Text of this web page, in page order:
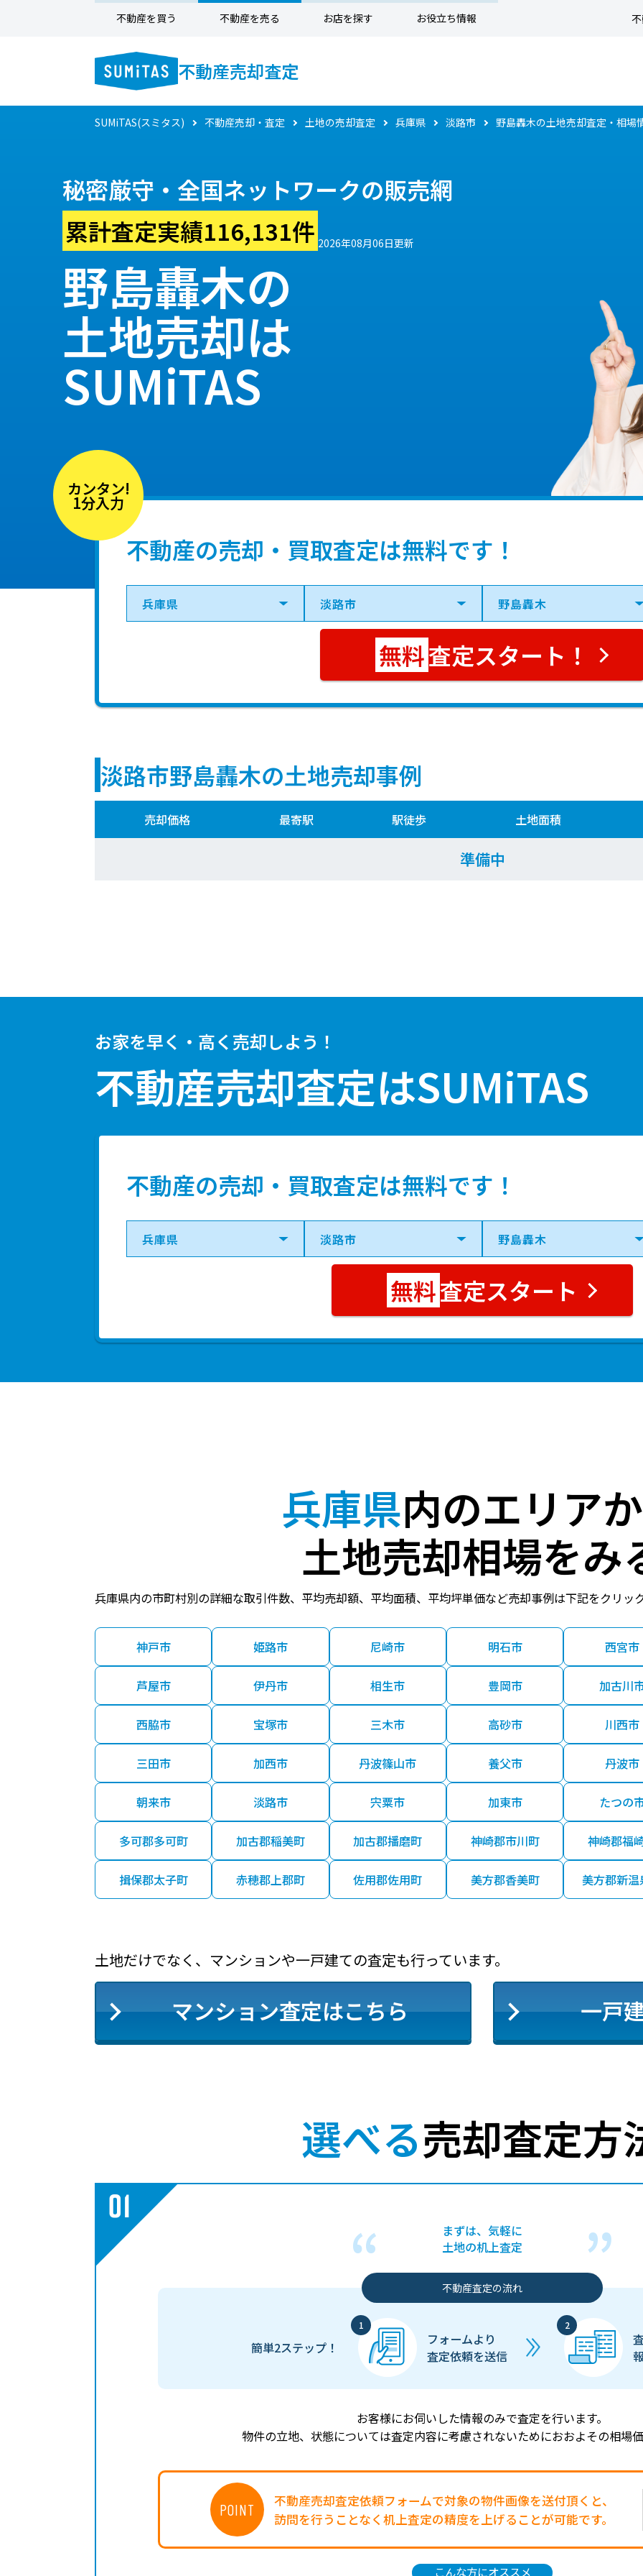
不動産を買う 不動産を売る お店を探す お役立ち情報
不動産売却査定
SUMiTAS(スミタス) 不動産売却・査定 土地の売却査定 兵庫県 淡路市 野島轟木の土地売却査定・相場
秘密厳守・全国ネットワークの販売網
累計査定実績116,131件 2026年08月06日更新
野島轟木の
土地売却は
SUMiTAS
カンタン!
1分入力
不動産の売却・買取査定は無料です！
査定スタート！
淡路市野島轟木の土地売却事例
売却価格 最寄駅 駅徒歩 土地面積
準備中
お家を早く・高く売却しよう！
不動産売却査定はSUMiTAS
不動産の売却・買取査定は無料です！
査定スタート
兵庫県内のエリア
土地売却相場をみ
兵庫県内の市町村別の詳細な取引件数、平均売却額、平均面積、平均坪単価など売却事例は下記をクリッ
神戸市 姫路市 尼崎市 明石市 西宮市
芦屋市 伊丹市 相生市 豊岡市 加古川
西脇市 宝塚市 三木市 高砂市 川西市
三田市 加西市 丹波篠山市 養父市 丹波市
朝来市 淡路市 宍粟市 加東市 たつの
多可郡多可町 加古郡稲美町 加古郡播磨町 神崎郡市川町 神崎郡福
揖保郡太子町 赤穂郡上郡町 佐用郡佐用町 美方郡香美町 美方郡新温
土地だけでなく、マンションや一戸建ての査定も行っています。
マンション査定はこちら 一戸
選べる売却査定方
まずは、気軽に
土地の机上査定
お客様にお伺いした情報のみで査定を行います。
物件の立地、状態については査定内容に考慮されないためにおおよその相場価
不動産査定の流れ
簡単2ステップ！
フォームより
査定依頼を送信
POINT
不動産売却査定依頼フォームで対象の物件画像を送付頂くと、
訪問を行うことなく机上査定の精度を上げることが可能です。
こんな方にオススメ